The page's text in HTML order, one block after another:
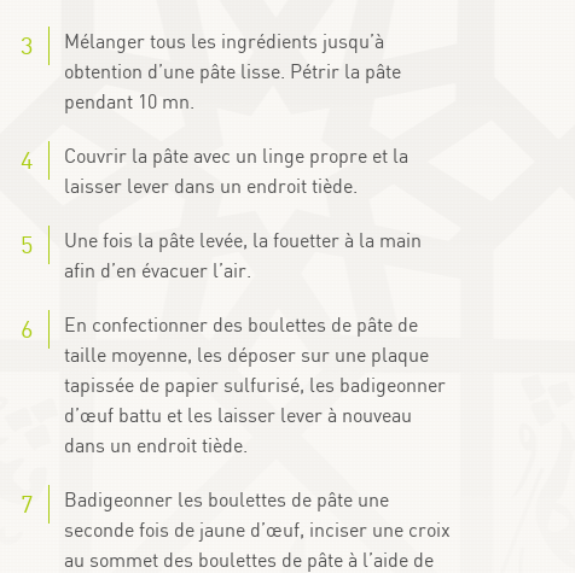
Mélanger tous les ingrédients jusqu’à
obtention d’une pâte lisse. Pétrir la pâte
pendant 10 mn.
Couvrir la pâte avec un linge propre et la
laisser lever dans un endroit tiède.
Une fois la pâte levée, la fouetter à la main
afin d’en évacuer l’air.
En confectionner des boulettes de pâte de
taille moyenne, les déposer sur une plaque
tapissée de papier sulfurisé, les badigeonner
d’œuf battu et les laisser lever à nouveau
dans un endroit tiède.
Badigeonner les boulettes de pâte une
seconde fois de jaune d’œuf, inciser une croix
au sommet des boulettes de pâte à l’aide de